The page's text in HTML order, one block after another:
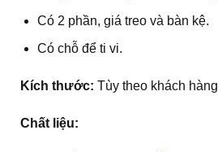
Có 2 phần, giá treo và bàn kệ.
Có chỗ để ti vi.
Kích thước: Tùy theo khách hàng
Chất liệu: